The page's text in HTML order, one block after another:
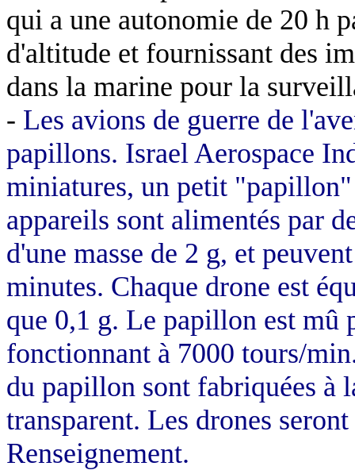
qui a une autonomie de 20 h
d'altitude et fournissant des
dans la marine pour la
- Les avions de guerre de
papillons. Israel Aerospace
miniatures, un petit
appareils sont alimentés par
d'une masse de 2 g, et
minutes. Chaque drone est
que 0,1 g. Le papillon est mû
fonctionnant à 7000 tours/
du papillon sont fabriquées à
transparent. Les drones
Renseignement.